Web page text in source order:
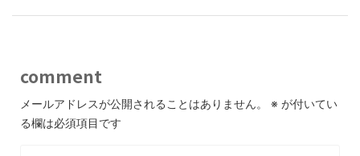
comment
メールアドレスが公開されることはありません。 ※ が付いてい
る欄は必須項目です